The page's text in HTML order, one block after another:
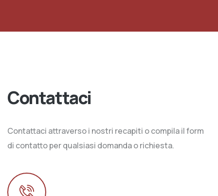
Contattaci
Contattaci attraverso i nostri recapiti o compila il form
di contatto per qualsiasi domanda o richiesta.